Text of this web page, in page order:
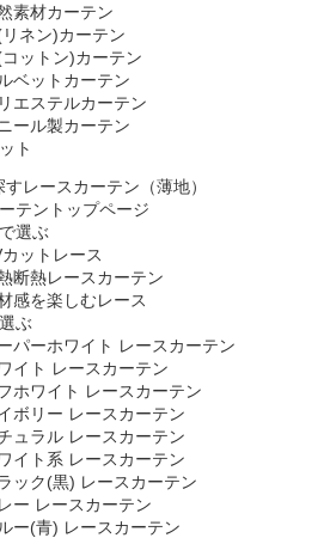
素材カーテン
ネン)カーテン
ットン)カーテン
ベットカーテン
エステルカーテン
ール製カーテン
ト
レースカーテン（薄地）
テントップページ
選ぶ
カットレース
断熱レースカーテン
感を楽しむレース
ぶ
パーホワイト レースカーテン
イト レースカーテン
ホワイト レースカーテン
ボリー レースカーテン
ュラル レースカーテン
イト系 レースカーテン
ック(黒) レースカーテン
ー レースカーテン
ー(青) レースカーテン